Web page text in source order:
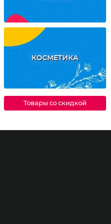
КОСМЕТИКА
Товары со скидкой